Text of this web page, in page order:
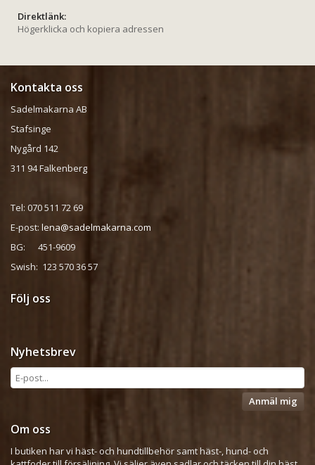
Direktlänk:
Högerklicka och kopiera adressen
Kontakta oss
Sadelmakarna AB
Stafsinge
Nygård 142
311 94 Falkenberg
Tel: 070 511 72 69
E-post: lena@sadelmakarna.com
BG: 451-9609
Swish: 123 570 36 57
Följ oss
Nyhetsbrev
Anmäl mig
Om oss
I butiken har vi häst- och hundtillbehör samt häst-, hund- och